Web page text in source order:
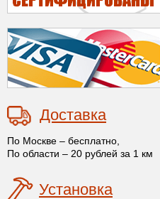
Доставка
По Москве – бесплатно,
По области – 20 рублей за 1 км
Установка